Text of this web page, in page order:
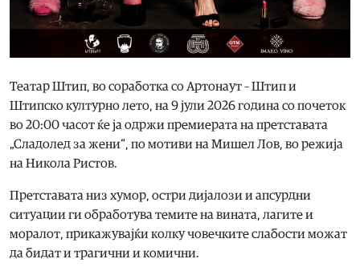
Театар Штип, во соработка со Артонаут – Штип и
Штипско културно лето, на 9 јули 2026 година со почеток
во 20:00 часот ќе ја одржи премиерата на претставата
„Сладолед за жени“, по мотиви на Мишел Лов, во режија
на Никола Ристов.
Претставата низ хумор, остри дијалози и апсурдни
ситуации ги обработува темите на вината, лагите и
моралот, прикажувајќи колку човечките слабости можат
да бидат и трагични и комични.